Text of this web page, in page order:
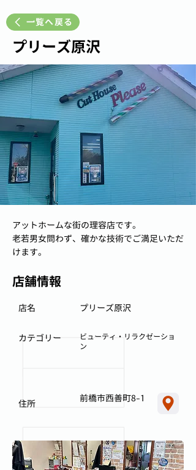
一覧へ戻る
プリーズ原沢
アットホームな街の理容店です。
老若男女問わず、確かな技術でご満足いただ
けます。
店舗情報
プリーズ原沢
店名
ビューティ・リラクゼーショ
ン
カテゴリー
前橋市西善町8-1
住所